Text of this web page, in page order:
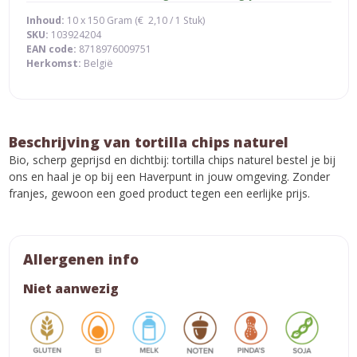
Inhoud: 10 x 150 Gram (€ 2,10/ 1 Stuk)
SKU: 103924204
EAN code: 8718976009751
Herkomst: België
Beschrijving van tortilla chips naturel
Bio, scherp geprijsd en dichtbij: tortilla chips naturel bestel je bij
ons en haal je op bij een Haverpunt in jouw omgeving. Zonder
franjes, gewoon een goed product tegen een eerlijke prijs.
Allergenen info
Niet aanwezig